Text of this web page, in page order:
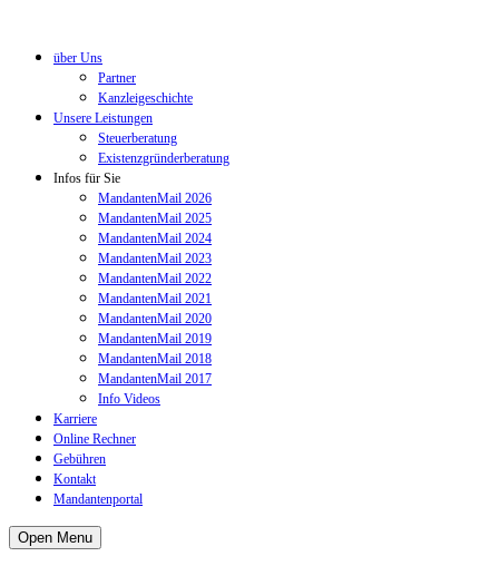
über Uns
Partner
Kanzleigeschichte
Unsere Leistungen
Steuerberatung
Existenzgründerberatung
Infos für Sie
MandantenMail 2026
MandantenMail 2025
MandantenMail 2024
MandantenMail 2023
MandantenMail 2022
MandantenMail 2021
MandantenMail 2020
MandantenMail 2019
MandantenMail 2018
MandantenMail 2017
Info Videos
Karriere
Online Rechner
Gebühren
Kontakt
Mandantenportal
Open Menu